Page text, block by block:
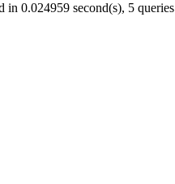
in 0.024959 second(s), 5 queries